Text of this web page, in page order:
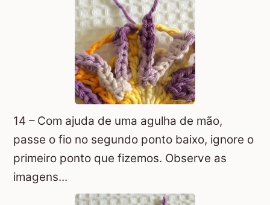
14 – Com ajuda de uma agulha de mão,
passe o fio no segundo ponto baixo, ignore o
primeiro ponto que fizemos. Observe as
imagens...